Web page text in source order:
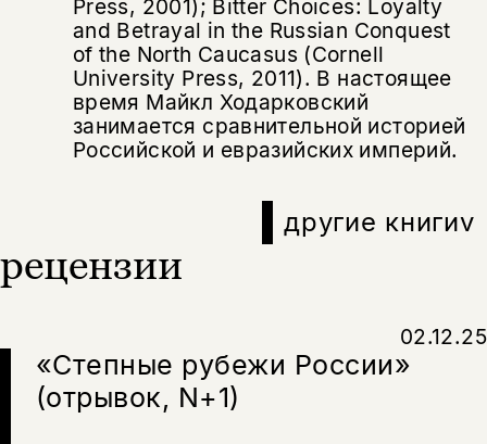
Press, 2001); Bitter Choices: Loyalty
and Betrayal in the Russian Conquest
of the North Caucasus (Cornell
University Press, 2011). В настоящее
время Майкл Ходарковский
занимается сравнительной историей
Российской и евразийских империй.
другие книгиv
рецензии
«Степные рубежи России»
(отрывок, N+1)
02.12.25